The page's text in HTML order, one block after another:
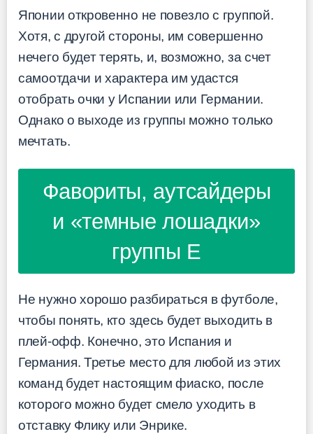
Японии откровенно не повезло с группой.
Хотя, с другой стороны, им совершенно
нечего будет терять, и, возможно, за счет
самоотдачи и характера им удастся
отобрать очки у Испании или Германии.
Однако о выходе из группы можно только
мечтать.
Фавориты, аутсайдеры
и «темные лошадки»
группы E
Не нужно хорошо разбираться в футболе,
чтобы понять, кто здесь будет выходить в
плей-офф. Конечно, это Испания и
Германия. Третье место для любой из этих
команд будет настоящим фиаско, после
которого можно будет смело уходить в
отставку Флику или Энрике.